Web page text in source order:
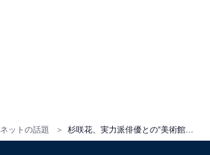
ネットの話題